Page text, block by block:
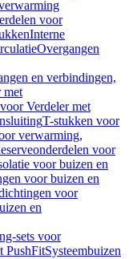
voor
Interne
Overgangen
en verbindingen,
met
Verdeler met
T-stukken voor
verwarming,
voor
voor buizen en
voor buizen en
voor
en
sets voor
PushFitSysteembuizen